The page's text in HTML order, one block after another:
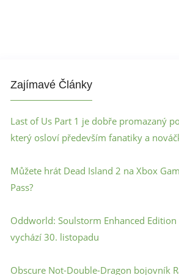
Zajímavé Články
Last of Us Part 1 je dobře promazaný
který osloví především fanatiky a
Můžete hrát Dead Island 2 na Xbox
Pass?
Oddworld: Soulstorm Enhanced Edition
vychází 30. listopadu
Obscure Not-Double-Dragon bojovník